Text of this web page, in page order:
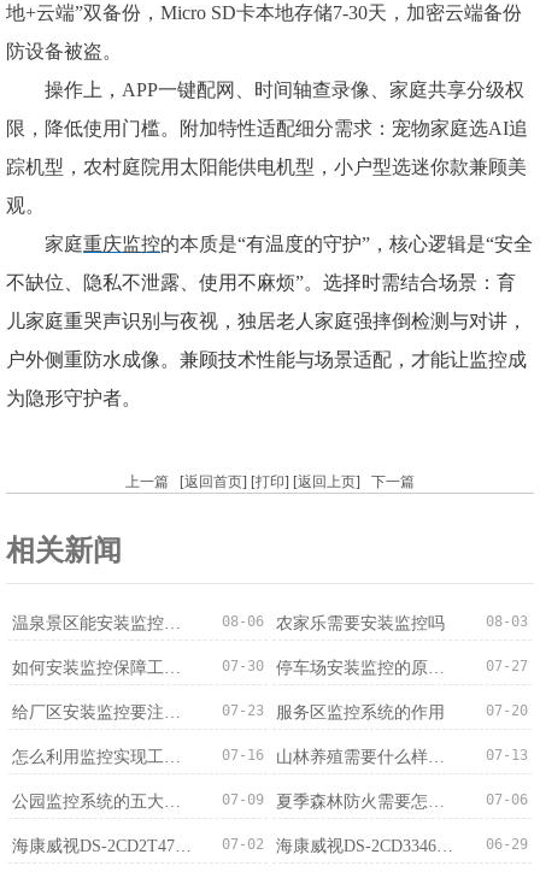
地+云端”双备份，Micro SD卡本地存储7-30天，加密云端备份
防设备被盗。
操作上， APP一键配网、时间轴查录像、家庭共享分级权
限，降低使用门槛。附加特性适配细分需求：宠物家庭选AI追
踪机型，农村庭院用太阳能供电机型，小户型选迷你款兼顾美
观。
家庭重庆监控的本质是“有温度的守护”，核心逻辑是“安全
不缺位、隐私不泄露、使用不麻烦”。选择时需结合场景：育
儿家庭重哭声识别与夜视，独居老人家庭强摔倒检测与对讲，
户外侧重防水成像。兼顾技术性能与场景适配，才能让监控成
为隐形守护者。
上一篇 [返回首页] [打印] [返回上页] 下一篇
相关新闻
08-06 农家乐需要安装监控吗 08-03
07-30 07-27
07-23 服务区监控系统的作用 07-20
07-16 07-13
07-09 07-06
07-02 06-29